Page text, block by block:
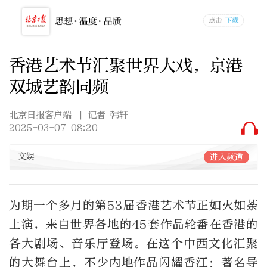
香港艺术节汇聚世界大戏，京港
双城艺韵同频
北京日报客户端
| 记者 韩轩
2025-03-07 08:20
文娱 进入频道
为期一个多月的第53届香港艺术节正如火如荼
上演，来自世界各地的45套作品轮番在香港的
各大剧场、音乐厅登场。在这个中西文化汇聚
的大舞台上，不少内地作品闪耀香江：著名导